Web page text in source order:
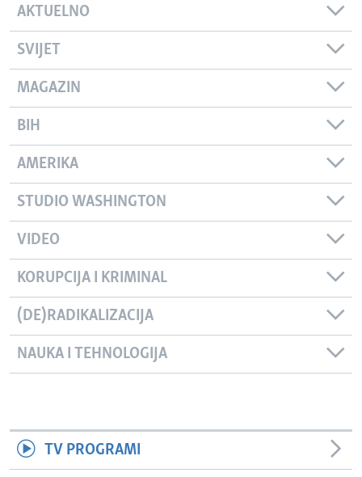
AKTUELNO
SVIJET
MAGAZIN
BIH
AMERIKA
STUDIO WASHINGTON
VIDEO
KORUPCIJA I KRIMINAL
(DE)RADIKALIZACIJA
NAUKA I TEHNOLOGIJA
TV PROGRAMI